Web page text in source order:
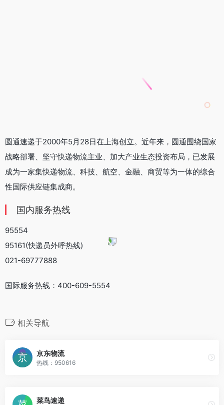
圆通速递于2000年5月28日在上海创立。近年来，圆通围绕国家
战略部署、坚守快递物流主业、加大产业生态投资布局，已发展
成为一家集快递物流、科技、航空、金融、商贸等为一体的综合
性国际供应链集成商。
国内服务热线
95554
95161(快递员外呼热线)
021-69777888
国际服务热线：400-609-5554
相关导航
京东物流
热线：950616
菜鸟速递